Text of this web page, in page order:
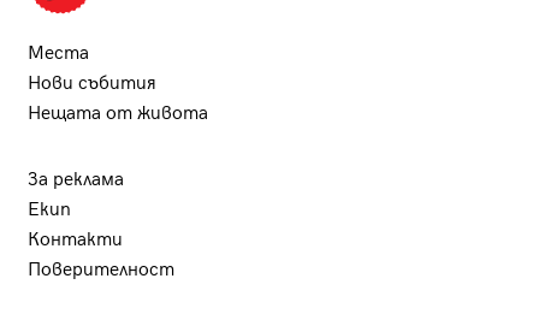
Места
Нови събития
Нещата от живота
За реклама
Екип
Контакти
Поверителност